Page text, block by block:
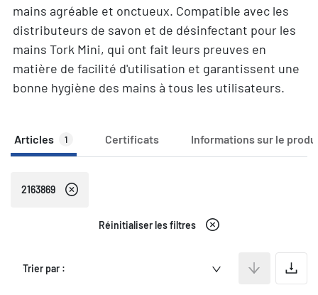
mains agréable et onctueux. Compatible avec les
distributeurs de savon et de désinfectant pour les
mains Tork Mini, qui ont fait leurs preuves en
matière de facilité d'utilisation et garantissent une
bonne hygiène des mains à tous les utilisateurs.
Articles 1 Certificats Informations sur le
2163869
Réinitialiser les filtres
Trier par :